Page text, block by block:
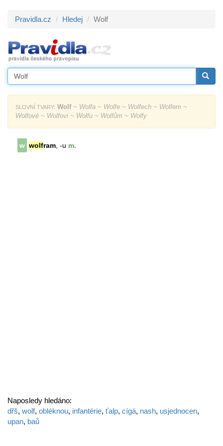
Pravidla.cz Hledej Wolf
SLOVNÍ TVARY: Wolf~ Wolfa ~ Wolfe ~ Wolfech ~ Wolfem ~
Wolfové ~ Wolfovi ~ Wolfu ~ Wolfům ~ Wolfy
w wolfram , -u m.
Naposledy hledáno:
dřš, wolf, obléknou, infantérie, ťalp, cígá, nash, usjednocen,
upan, baů